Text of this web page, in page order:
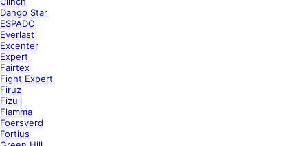
Dango Star
ESPADO
Everlast
Excenter
Expert
Fairtex
Fight Expert
Firuz
Fizuli
Flamma
Foersverd
Fortius